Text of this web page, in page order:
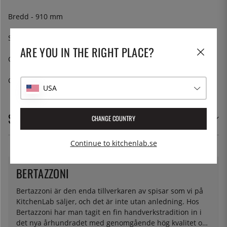
Bredd - 910 mm
Spänning - 240V, 50Hz
Certification - CE
Garanti - 5 år"
SPECIFIKATIONER
Bertazzoni är den enda tillverkaren av spisar som vi på
KitchenLab säljer, och det är inte utan anledning. Hos
Bertazzoni har man tagit en fin handverkstradition in i
det nya århundradet med genomgående hög kvalitet och
BERTAZZONI
ARE YOU IN THE RIGHT PLACE?
USA
CHANGE COUNTRY
Continue to kitchenlab.se